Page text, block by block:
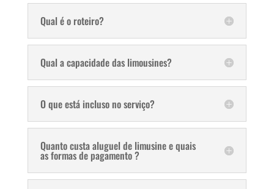
Qual é o roteiro?
Qual a capacidade das limousines?
O que está incluso no serviço?
Quanto custa aluguel de limusine e quais
as formas de pagamento ?